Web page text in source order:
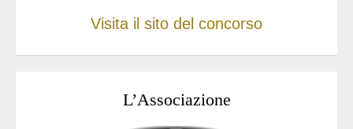
Visita il sito del concorso
L’Associazione